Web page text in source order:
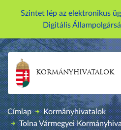
á
a
a
r
t
Szintet lép az elektronikus
Digitális
KORMÁNYHIVATALOK
Címlap
Kormányhivatalok
Tolna Vármegyei